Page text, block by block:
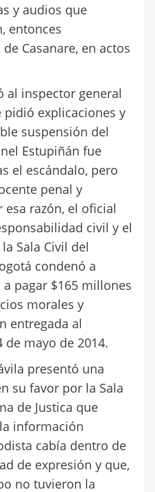
y audios que
entonces
Casanare, en actos
al inspector general
pidió explicaciones y
suspensión del
Estupiñán fue
el escándalo, pero
penal y
razón, el oficial
civil y el
Sala Civil del
condenó a
a pagar $165 millones
morales y
entregada al
mayo de 2014.
presentó una
su favor por la Sala
de Justica que
información
cabía dentro de
de expresión y que,
no tuvieron la